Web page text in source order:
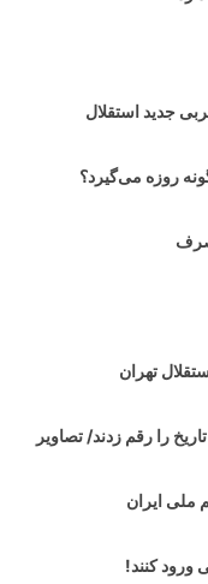
جدید استقلال
روزه می‌گیرد؟
تهران
ملی ایران